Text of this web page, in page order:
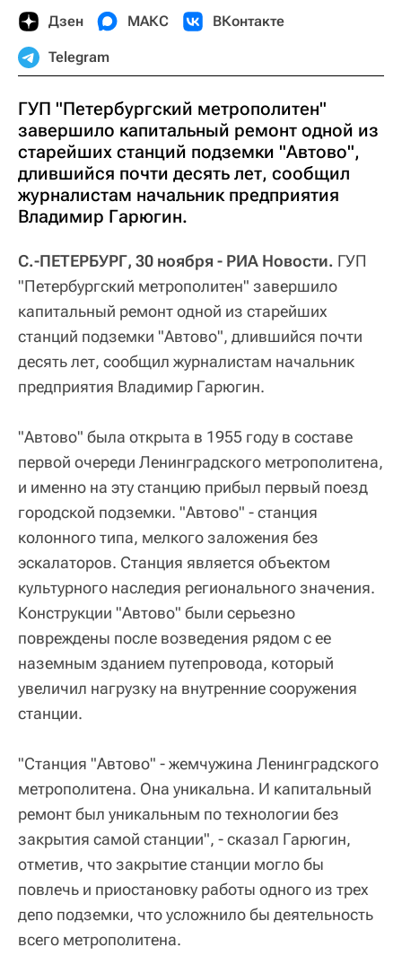
Дзен МАКС ВКонтакте
Telegram
ГУП "Петербургский метрополитен"
завершило капитальный ремонт одной из
старейших станций подземки "Автово",
длившийся почти десять лет, сообщил
журналистам начальник предприятия
Владимир Гарюгин.
С.-ПЕТЕРБУРГ, 30 ноября - РИА Новости. ГУП
"Петербургский метрополитен" завершило
капитальный ремонт одной из старейших
станций подземки "Автово", длившийся почти
десять лет, сообщил журналистам начальник
предприятия Владимир Гарюгин.
"Автово" была открыта в 1955 году в составе
первой очереди Ленинградского метрополитена,
и именно на эту станцию прибыл первый поезд
городской подземки. "Автово" - станция
колонного типа, мелкого заложения без
эскалаторов. Станция является объектом
культурного наследия регионального значения.
Конструкции "Автово" были серьезно
повреждены после возведения рядом с ее
наземным зданием путепровода, который
увеличил нагрузку на внутренние сооружения
станции.
"Станция "Автово" - жемчужина Ленинградского
метрополитена. Она уникальна. И капитальный
ремонт был уникальным по технологии без
закрытия самой станции", - сказал Гарюгин,
отметив, что закрытие станции могло бы
повлечь и приостановку работы одного из трех
депо подземки, что усложнило бы деятельность
всего метрополитена.